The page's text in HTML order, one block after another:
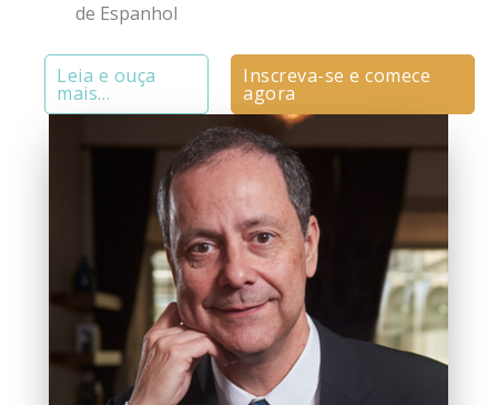
de Espanhol
Leia e ouça
mais…
Inscreva-se e comece
agora